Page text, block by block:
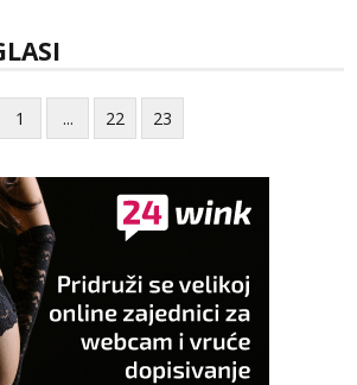
1 ... 22 23